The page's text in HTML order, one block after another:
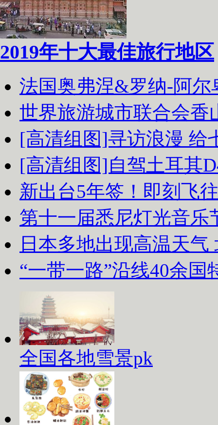
2019年十大最佳旅行地区
法国奥弗涅&罗纳-阿
世界旅游城市联合会香
[高清组图]寻访浪漫 给
[高清组图]自驾土耳其
新出台5年签！即刻飞
第十一届悉尼灯光音乐
日本多地出现高温天
“一带一路”沿线40余国
全国各地雪景pk